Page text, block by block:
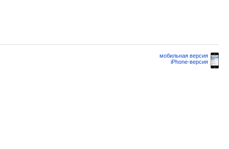
мобильная версия
iPhone-версия